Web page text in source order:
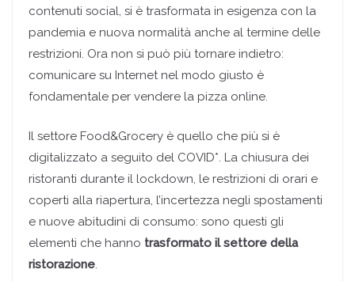
contenuti social, si è trasformata in esigenza con la
pandemia e nuova normalità anche al termine delle
restrizioni. Ora non si può più tornare indietro:
comunicare su Internet nel modo giusto è
fondamentale per vendere la pizza online.
Il settore Food&Grocery è quello che più si è
digitalizzato a seguito del COVID*. La chiusura dei
ristoranti durante il lockdown, le restrizioni di orari e
coperti alla riapertura, l’incertezza negli spostamenti
e nuove abitudini di consumo: sono questi gli
elementi che hanno trasformato il settore della
ristorazione.